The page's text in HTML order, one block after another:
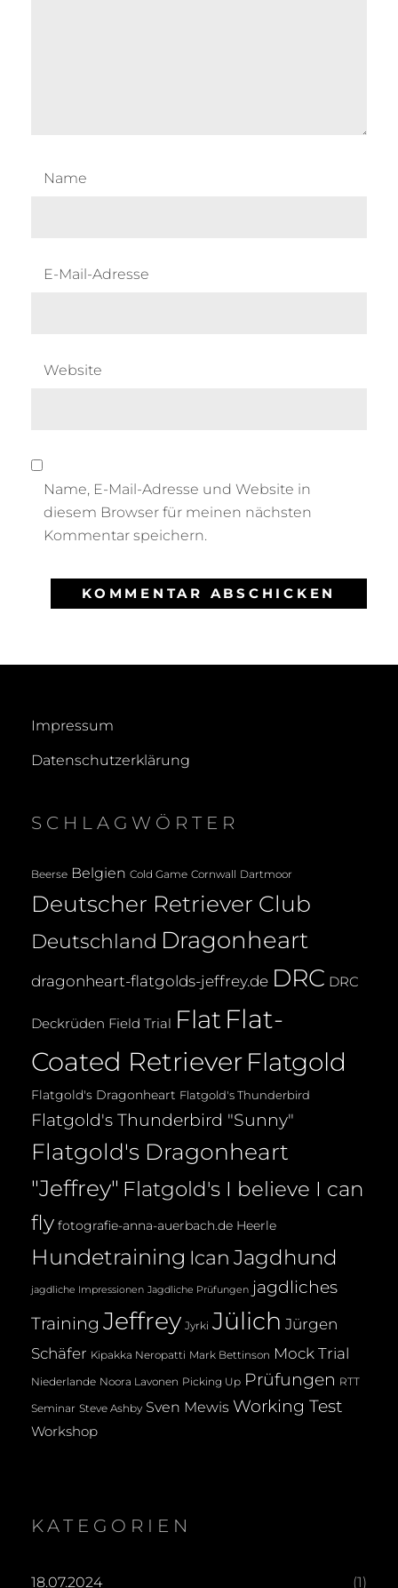
Name
E-Mail-Adresse
Website
Name, E-Mail-Adresse und Website in
diesem Browser für meinen nächsten
Kommentar speichern.
Impressum
Datenschutzerklärung
SCHLAGWÖRTER
Beerse Belgien Cold Game Cornwall Dartmoor
Deutscher Retriever Club
Deutschland Dragonheart
dragonheart-flatgolds-jeffrey.de DRC DRC
Deckrüden Field Trial Flat Flat-
Coated Retriever Flatgold
Flatgold's Dragonheart Flatgold's Thunderbird
Flatgold's Thunderbird "Sunny"
Flatgold's Dragonheart
"Jeffrey" Flatgold's I believe I can
fly fotografie-anna-auerbach.de Heerle
Hundetraining Ican Jagdhund
jagdliche Impressionen Jagdliche Prüfungen jagdliches
Training Jeffrey Jyrki Jülich Jürgen
Schäfer Kipakka Neropatti Mark Bettinson Mock Trial
Niederlande Noora Lavonen Picking Up Prüfungen RTT
Seminar Steve Ashby Sven Mewis Working Test
Workshop
KATEGORIEN
18.07.2024 (1)